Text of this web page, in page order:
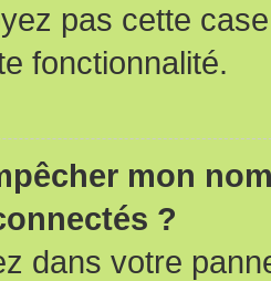
pas cette
fonctionnalité.
mon
?
dans votre